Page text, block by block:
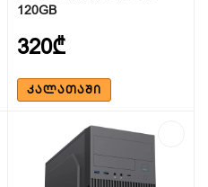
120GB
320₾
ᲙᲐᲚᲐᲗᲐᲨᲘ